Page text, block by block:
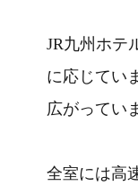
JR九州ホテ
に応じてい
広がってい
全室には高